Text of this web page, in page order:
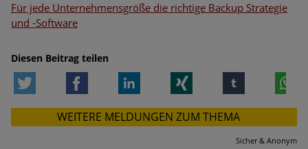
Für jede Unternehmensgröße die richtige Backup Strategie
und -Software
Diesen Beitrag teilen
Facebook LinkedIn tumblr
WEITERE MELDUNGEN ZUM THEMA
Sicher & Anonym